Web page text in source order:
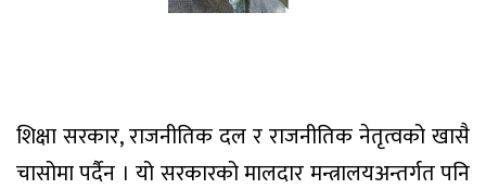
शिक्षा सरकार, राजनीतिक दल र राजनीतिक नेतृत्वको खासै
चासोमा पर्दैन । यो सरकारको मालदार मन्त्रालयअन्तर्गत पनि